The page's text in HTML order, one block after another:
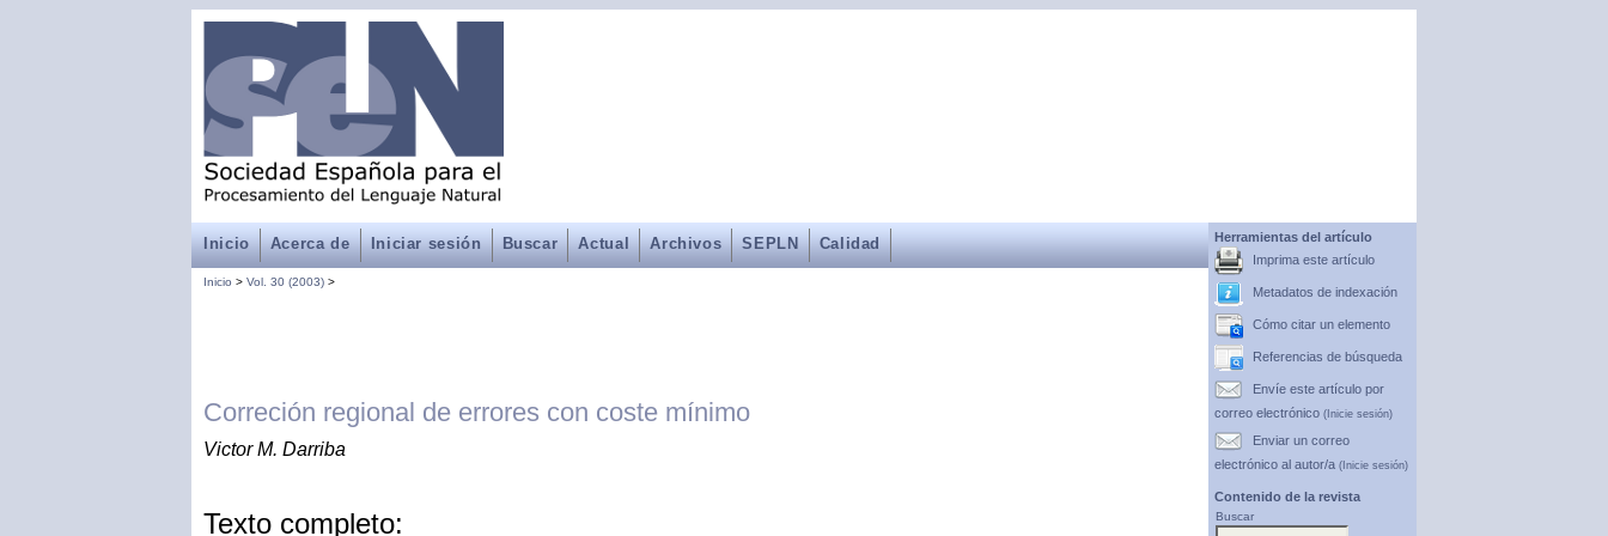
Herramientas del artículo
Imprima este artículo
Metadatos de indexación
Cómo citar un elemento
Referencias de búsqueda
Envíe este artículo por
correo electrónico(Inicie sesión)
Enviar un correo
electrónico al autor/a(Inicie sesión)
Contenido de la revista
Buscar
Inicio Acerca de Iniciar sesión Buscar Actual Archivos SEPLN Calidad
Inicio > Vol. 30 (2003) >
Correción regional de errores con coste mínimo
Victor M. Darriba
Texto completo: